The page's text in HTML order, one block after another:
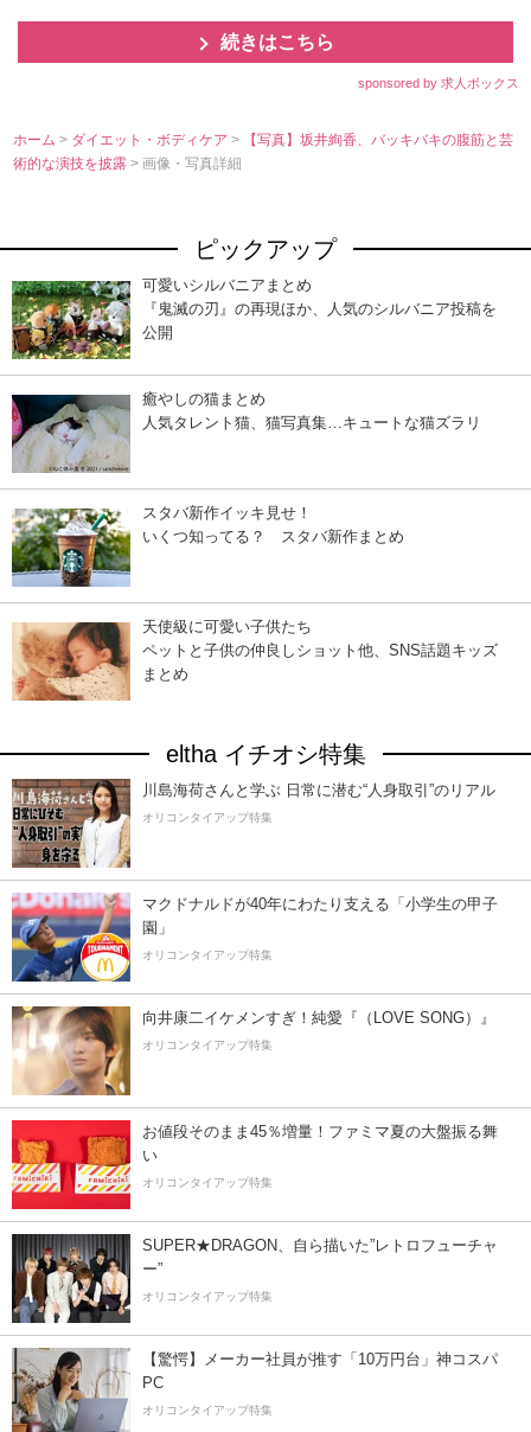
続きはこちら
sponsored by 求人ボックス
ホーム > ダイエット・ボディケア>
【写真】坂井絢香、バッキバキの腹筋と芸
術的な演技を披露> 画像・写真詳細
ピックアップ
可愛いシルバニアまとめ
『鬼滅の刃』の再現ほか、人気のシルバニア投稿を
公開
癒やしの猫まとめ
人気タレント猫、猫写真集…キュートな猫ズラリ
スタバ新作イッキ見せ！
いくつ知ってる？ スタバ新作まとめ
天使級に可愛い子供たち
ペットと子供の仲良しショット他、SNS話題キッズ
まとめ
eltha イチオシ特集
川島海荷さんと学ぶ 日常に潜む“人身取引”のリアル
オリコンタイアップ特集
マクドナルドが40年にわたり支える「小学生の甲子
園」
オリコンタイアップ特集
向井康二イケメンすぎ！純愛『（LOVE SONG）』
オリコンタイアップ特集
お値段そのまま45％増量！ファミマ夏の大盤振る舞
い
オリコンタイアップ特集
SUPER★DRAGON、自ら描いた”レトロフューチャ
ー”
オリコンタイアップ特集
【驚愕】メーカー社員が推す「10万円台」神コスパ
PC
オリコンタイアップ特集